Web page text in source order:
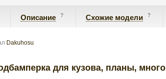
Описание ? Схожие модели ?
Dakuhosu
для кузова, планы, много